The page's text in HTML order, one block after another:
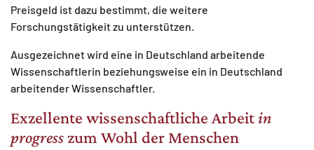
Preisgeld ist dazu bestimmt, die weitere
Forschungstätigkeit zu unterstützen.
Ausgezeichnet wird eine in Deutschland arbeitende
Wissenschaftlerin beziehungsweise ein in Deutschland
arbeitender Wissenschaftler.
Exzellente wissenschaftliche Arbeitin
progress zum Wohl der Menschen